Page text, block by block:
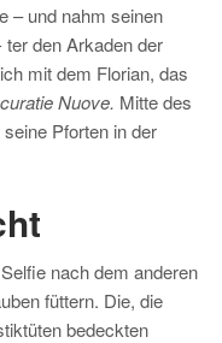
– und nahm seinen
den Arkaden der
mit dem Florian, das
Nuove. Mitte des
Pforten in der
nach dem anderen
füttern. Die, die
bedeckten